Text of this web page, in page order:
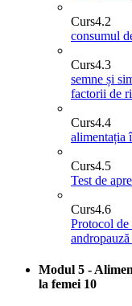
Curs4.2
consumul
Curs4.3
semne și
factorii de
Curs4.4
alimentația
Curs4.5
Test de
Curs4.6
Protocol de
Modul 5 -
la femei 10